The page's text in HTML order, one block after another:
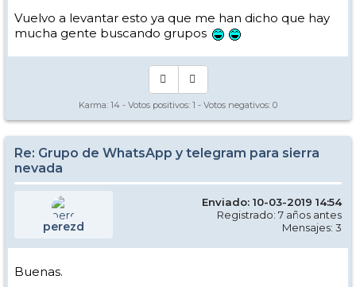
Vuelvo a levantar esto ya que me han dicho que hay
mucha gente buscando grupos
Karma: 14 - Votos positivos: 1 - Votos negativos: 0
Re: Grupo de WhatsApp y telegram para sierra
nevada
perezd
Enviado: 10-03-2019 14:54
Registrado: 7 años antes
Mensajes: 3
Buenas.